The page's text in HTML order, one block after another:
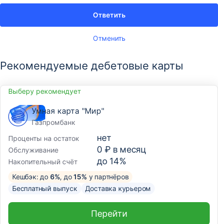
Отменить
Ответить
Рекомендуемые дебетовые карты
Выберу рекомендует
Умная карта "Мир"
Газпромбанк
Проценты на остаток
нет
Обслуживание 0 ₽ в месяц
Накопительный счёт до 14%
Кешбэк: до 6%, до15% у партнёров
Бесплатный выпуск
Доставка курьером
Перейти